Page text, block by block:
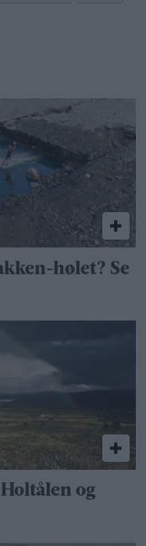
hølet? Se
og